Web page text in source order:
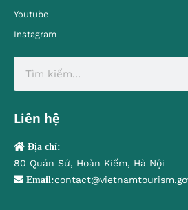
Youtube
Instagram
Liên hệ
Địa chỉ:
80 Quán Sứ, Hoàn Kiếm, Hà Nội
Email: